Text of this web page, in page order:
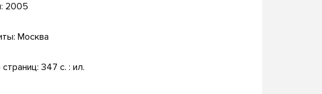
2005
Москва
347 с. : ил.